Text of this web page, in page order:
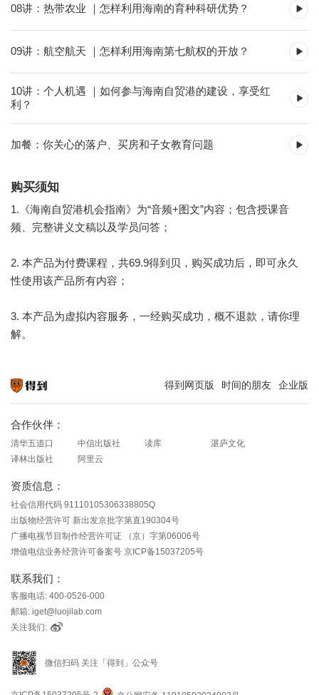
08讲：热带农业 ｜怎样利用海南的育种科研优势？
09讲：航空航天 ｜怎样利用海南第七航权的开放？
10讲：个人机遇 ｜如何参与海南自贸港的建设，享受红
利？
加餐：你关心的落户、买房和子女教育问题
购买须知
1.《海南自贸港机会指南》为“音频+图文”内容；包含授课音
频、完整讲义文稿以及学员问答；
2. 本产品为付费课程，共69.9得到贝，购买成功后，即可永久
性使用该产品所有内容；
3. 本产品为虚拟内容服务，一经购买成功，概不退款，请你理
解。
得到网页版 时间的朋友 企业版
合作伙伴：
清华五道口 中信出版社 读库
湛庐文化
译林出版社
阿里云
资质信息：
社会信用代码 91110105306338805Q
出版物经营许可 新出发京批字第直190304号
广播电视节目制作经营许可证 （京）字第06006号
增值电信业务经营许可备案号 京ICP备15037205号
联系我们：
客服电话: 400-0526-000
邮箱: iget@luojilab.com
关注我们:
微信扫码 关注「得到」公众号